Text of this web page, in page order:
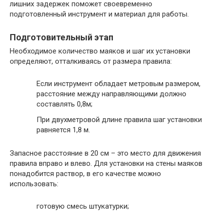
лишних задержек поможет своевременно
подготовленный инструмент и материал для работы.
Подготовительный этап
Необходимое количество маяков и шаг их установки
определяют, отталкиваясь от размера правила:
Если инструмент обладает метровым размером,
расстояние между направляющими должно
составлять 0,8м;
При двухметровой длине правила шаг установки
равняется 1,8 м.
Запасное расстояние в 20 см – это место для движения
правила вправо и влево. Для установки на стены маяков
понадобится раствор, в его качестве можно
использовать:
готовую смесь штукатурки;